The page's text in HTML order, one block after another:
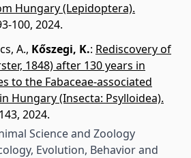
Hungary (Lepidoptera).
100, 2024.
A., Kőszegi, K.: Rediscovery of
1848) after 130 years in
to the Fabaceae-associated
Hungary (Insecta: Psylloidea).
2024.
Science and Zoology
Evolution, Behavior and